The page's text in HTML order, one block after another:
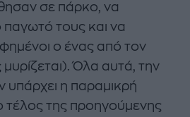
σε πάρκο, να
τους και να
ο ένας από τον
Όλα αυτά, την
υπάρχει η παραμικρή
τέλος της προηγούμενης